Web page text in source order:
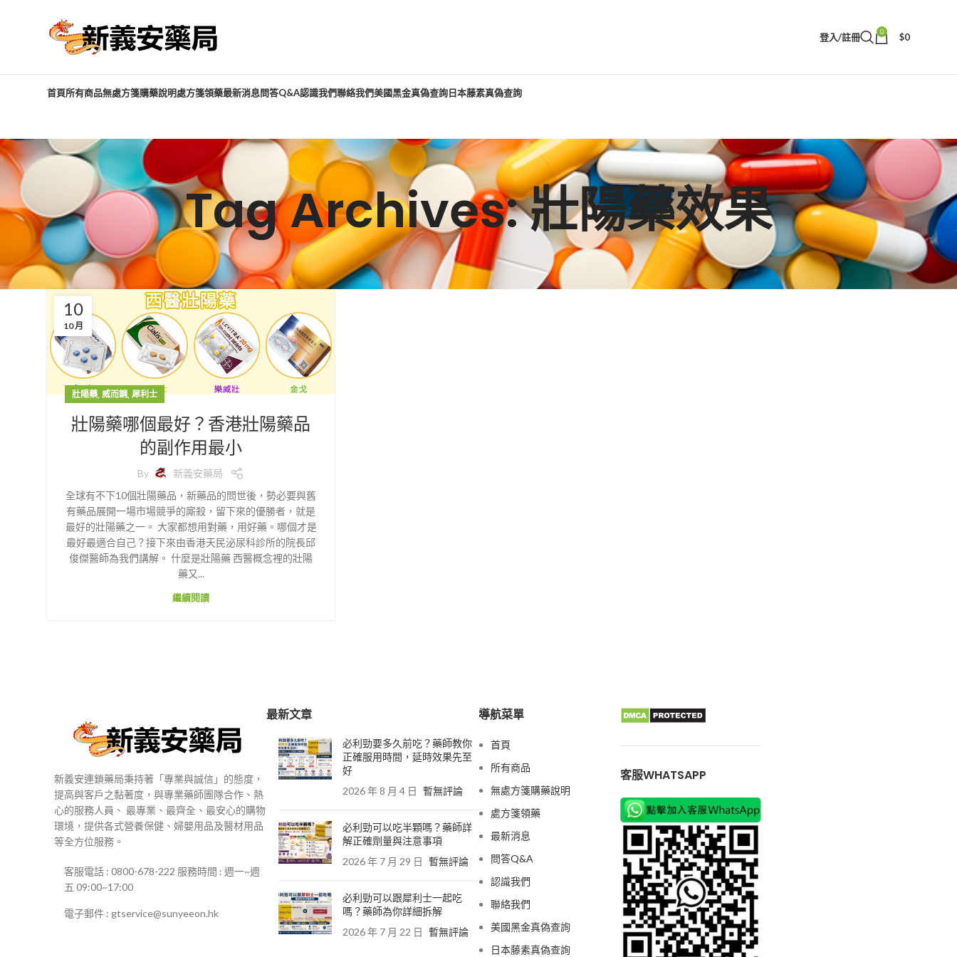
登入/註冊 0 $0
首頁所有商品無處方箋購藥說明處方箋領藥最新消息問答Q&A認識我們聯絡我們美國黑金真偽查詢日本藤素真偽查詢
Tag Archives: 壯陽藥效果
10
10 月
壯陽藥, 威而鋼, 犀利士
壯陽藥哪個最好？香港壯陽藥品
的副作用最小
By
新義安藥局
全球有不下10個壯陽藥品，新藥品的問世後，勢必要與舊
有藥品展開一場市場競爭的廝殺，留下來的優勝者，就是
最好的壯陽藥之一。 大家都想用對藥，用好藥。哪個才是
最好最適合自己？接下來由香港天民泌尿科診所的院長邱
俊傑醫師為我們講解。 什麼是壯陽藥 西醫概念裡的壯陽
藥又...
繼續閱讀
新義安連鎖藥局秉持著「專業與誠信」的態度，
提高與客戶之黏著度，與專業藥師團隊合作、熱
心的服務人員、 最專業、最齊全、最安心的購物
環境，提供各式營養保健、婦嬰用品及醫材用品
等全方位服務。
客服電話 : 0800-678-222 服務時間 : 週一~週
五 09:00~17:00
電子郵件 : gtservice@sunyeeon.hk
最新文章
必利勁要多久前吃？藥師教你
正確服用時間，延時效果先至
好
2026 年 8 月 4 日 暫無評論
必利勁可以吃半顆嗎？藥師詳
解正確劑量與注意事項
2026 年 7 月 29 日 暫無評論
必利勁可以跟犀利士一起吃
嗎？藥師為你詳細拆解
2026 年 7 月 22 日 暫無評論
導航菜單
首頁
所有商品
無處方箋購藥說明
處方箋領藥
最新消息
問答Q&A
認識我們
聯絡我們
美國黑金真偽查詢
日本藤素真偽查詢
客服WHATSAPP